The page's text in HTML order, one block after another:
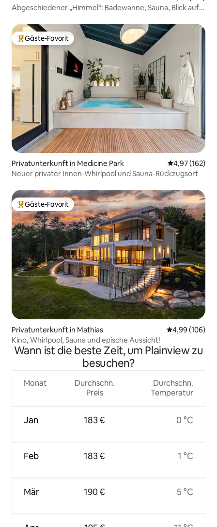
Abgeschiedener „Himmel“: Badewanne, Sauna, Blick auf
Beliebter Gäste-Favorit.
Gäste-Favorit
Privatunterkunft in Medicine Park
4,97 (162)
Neuer privater Innen-Whirlpool und Sauna-Rückzugsort
Beliebter Gäste-Favorit.
Gäste-Favorit
Privatunterkunft in Mathias
4,99 (106)
Kino, Whirlpool, Sauna und epische Aussicht!
Wann ist die beste Zeit, um Plainview zu
besuchen?
Monat
Jan
Feb
Mär
Durchschn.
Preis
183 €
183 €
190 €
Durchschn.
Temperatur
0 °C
1 °C
5 °C